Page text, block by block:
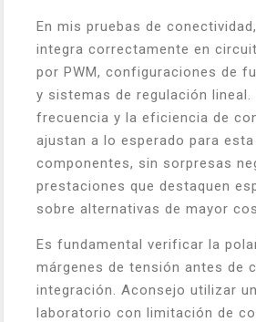
En mis pruebas de
integra correctamente en
por PWM, configuraciones de
y sistemas de regulación lineal.
frecuencia y la eficiencia de
ajustan a lo esperado para
componentes, sin sorpresas
prestaciones que destaquen
sobre alternativas de mayor
Es fundamental verificar la
márgenes de tensión antes de
integración. Aconsejo utilizar
laboratorio con limitación de